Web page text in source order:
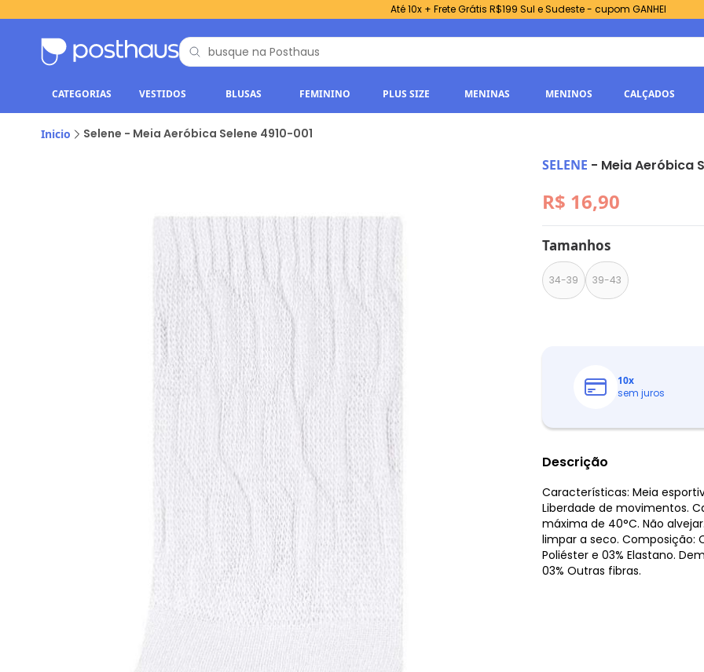
Até 10x + Frete Grátis R$199 Sul e Sudeste - cupom GANHEI
CATEGORIAS VESTIDOS BLUSAS FEMININO PLUS SIZE MENINAS MENINOS CALÇADOS
Inicio Selene - Meia Aeróbica Selene 4910-001
SELENE - Meia Aeróbica
R$ 16,90
Tamanhos
34-39 39-43
10x
sem juros
Descrição
Características: Meia
Liberdade de movimentos.
máxima de 40°C. Não
limpar a seco. Composição:
Poliéster e 03% Elastano.
03% Outras fibras.